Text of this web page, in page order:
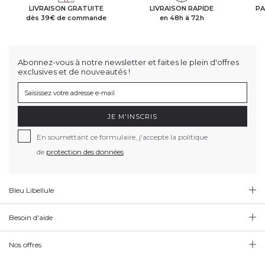
LIVRAISON GRATUITE
dès 39€ de commande
LIVRAISON RAPIDE
en 48h à 72h
Abonnez-vous à notre newsletter et faites le plein d'offres
exclusives et de nouveautés !
JE M'INSCRIS
En soumettant ce formulaire, j'accepte la politique
de protection des données
Bleu Libellule
Besoin d'aide
Nos offres